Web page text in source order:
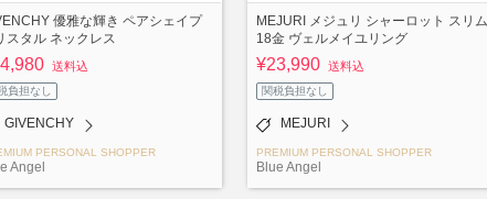
優雅な輝き ペアシェイプ
スタル ネックレス
送料込
負担なし
GIVENCHY
PERSONAL SHOPPER
Angel
MEJURI メジュリ シャーロット スリム
18金 ヴェルメイユリング
¥23,990 送料込
関税負担なし
MEJURI
PREMIUM PERSONAL SHOPPER
Blue Angel